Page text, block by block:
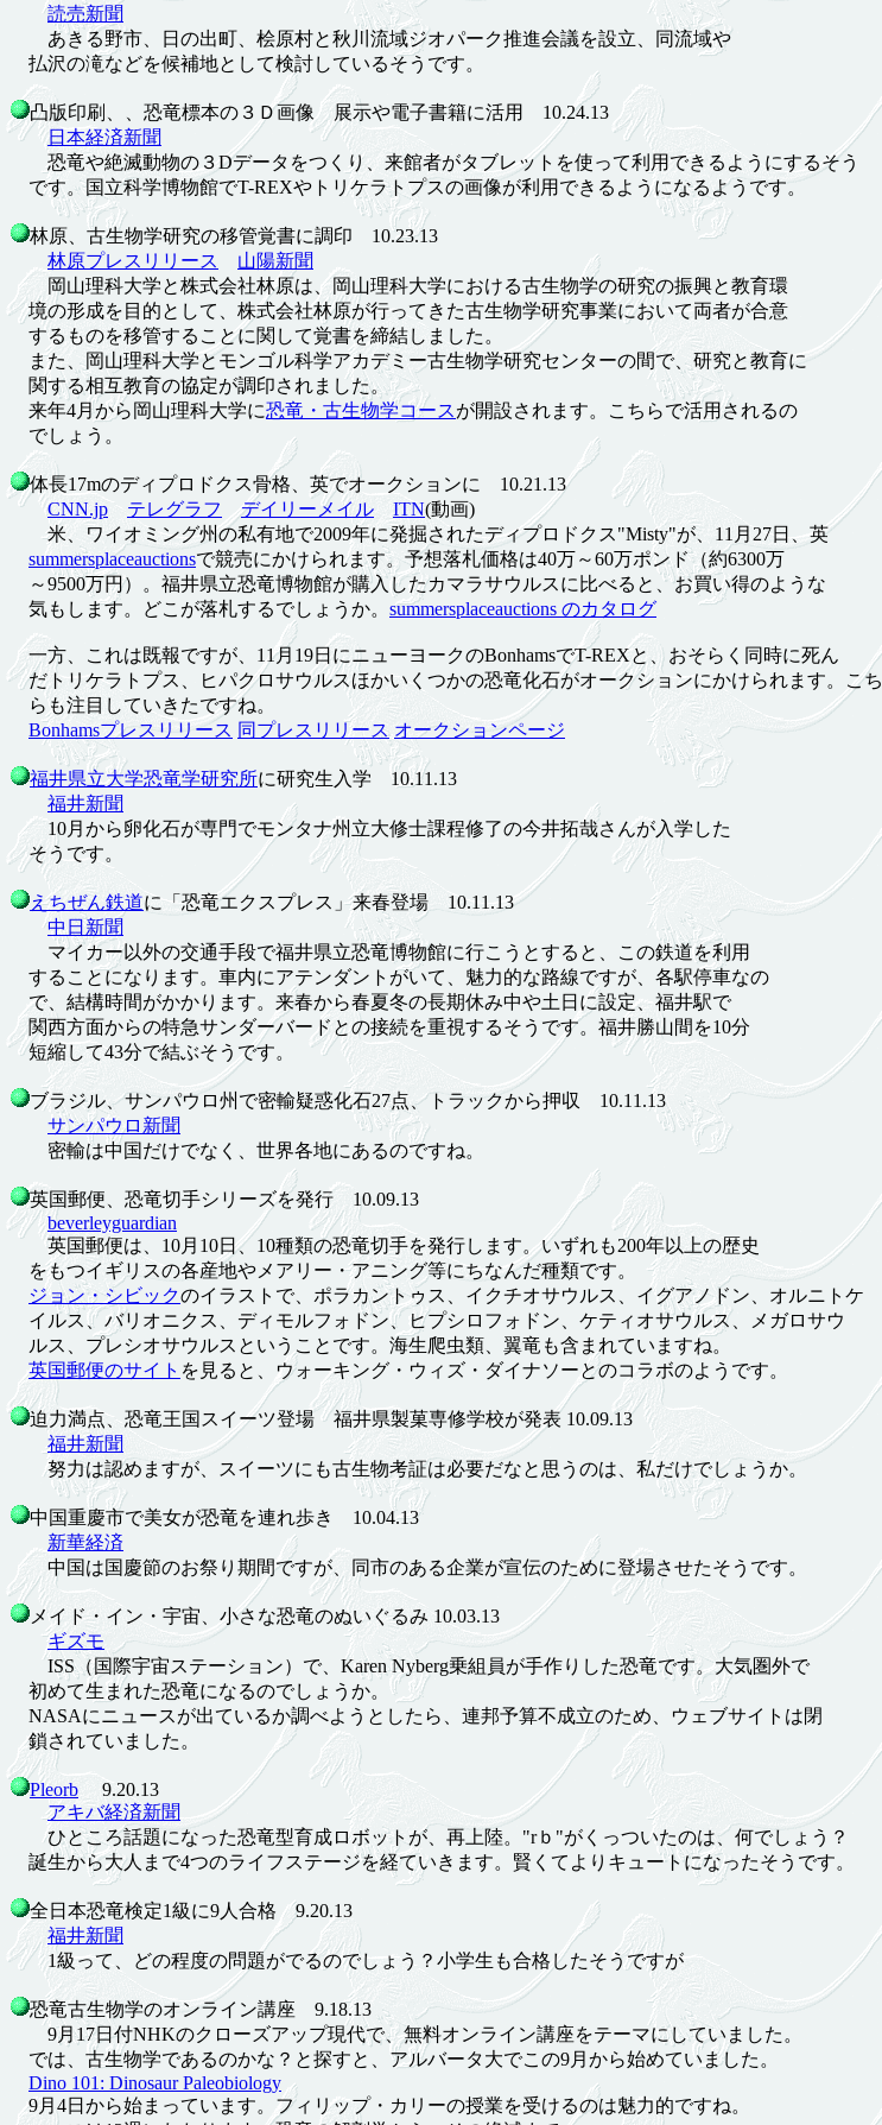
読売新聞
あきる野市、日の出町、桧原村と秋川流域ジオパーク推進会議を設立、同流域や
払沢の滝などを候補地として検討しているそうです。
凸版印刷、、恐竜標本の３Ｄ画像 展示や電子書籍に活用 10.24.13
日本経済新聞
恐竜や絶滅動物の３Dデータをつくり、来館者がタブレットを使って利用できるようにするそう
です。国立科学博物館でT-REXやトリケラトプスの画像が利用できるようになるようです。
林原、古生物学研究の移管覚書に調印 10.23.13
林原プレスリリース
山陽新聞
岡山理科大学と株式会社林原は、岡山理科大学における古生物学の研究の振興と教育環
境の形成を目的として、株式会社林原が行ってきた古生物学研究事業において両者が合意
するものを移管することに関して覚書を締結しました。
また、岡山理科大学とモンゴル科学アカデミー古生物学研究センターの間で、研究と教育に
関する相互教育の協定が調印されました。
来年4月から岡山理科大学に恐竜・古生物学コースが開設されます。こちらで活用されるの
でしょう。
体長17mのディプロドクス骨格、英でオークションに 10.21.13
CNN.jp
テレグラフ デイリーメイル ITN(動画)
米、ワイオミング州の私有地で2009年に発掘されたディプロドクス"Misty"が、11月27日、英
summersplaceauctionsで競売にかけられます。予想落札価格は40万～60万ポンド（約6300万
～9500万円）。福井県立恐竜博物館が購入したカマラサウルスに比べると、お買い得のような
気もします。どこが落札するでしょうか。 summersplaceauctions のカタログ
一方、これは既報ですが、11月19日にニューヨークのBonhamsでT-REXと、おそらく同時に死ん
だトリケラトプス、ヒパクロサウルスほかいくつかの恐竜化石がオークションにかけられます。こち
らも注目していきたですね。
Bonhamsプレスリリース 同プレスリリース オークションページ
福井県立大学恐竜学研究所に研究生入学 10.11.13
福井新聞
10月から卵化石が専門でモンタナ州立大修士課程修了の今井拓哉さんが入学した
そうです。
えちぜん鉄道に「恐竜エクスプレス」来春登場 10.11.13
中日新聞
マイカー以外の交通手段で福井県立恐竜博物館に行こうとすると、この鉄道を利用
することになります。車内にアテンダントがいて、魅力的な路線ですが、各駅停車なの
で、結構時間がかかります。来春から春夏冬の長期休み中や土日に設定、福井駅で
関西方面からの特急サンダーバードとの接続を重視するそうです。福井勝山間を10分
短縮して43分で結ぶそうです。
ブラジル、サンパウロ州で密輸疑惑化石27点、トラックから押収 10.11.13
サンパウロ新聞
密輸は中国だけでなく、世界各地にあるのですね。
英国郵便、恐竜切手シリーズを発行 10.09.13
beverleyguardian
英国郵便は、10月10日、10種類の恐竜切手を発行します。いずれも200年以上の歴史
をもつイギリスの各産地やメアリー・アニング等にちなんだ種類です。
ジョン・シビックのイラストで、ポラカントゥス、イクチオサウルス、イグアノドン、オルニトケ
イルス、バリオニクス、ディモルフォドン、ヒプシロフォドン、ケティオサウルス、メガロサウ
ルス、プレシオサウルスということです。海生爬虫類、翼竜も含まれていますね。
英国郵便のサイト を見ると、ウォーキング・ウィズ・ダイナソーとのコラボのようです。
迫力満点、恐竜王国スイーツ登場 福井県製菓専修学校が発表 10.09.13
福井新聞
努力は認めますが、スイーツにも古生物考証は必要だなと思うのは、私だけでしょうか。
中国重慶市で美女が恐竜を連れ歩き 10.04.13
新華経済
中国は国慶節のお祭り期間ですが、同市のある企業が宣伝のために登場させたそうです。
メイド・イン・宇宙、小さな恐竜のぬいぐるみ 10.03.13
ギズモ
ISS（国際宇宙ステーション）で、Karen Nyberg乗組員が手作りした恐竜です。大気圏外で
初めて生まれた恐竜になるのでしょうか。
NASAにニュースが出ているか調べようとしたら、連邦予算不成立のため、ウェブサイトは閉
鎖されていました。
Pleorb 9.20.13
アキバ経済新聞
ひところ話題になった恐竜型育成ロボットが、再上陸。"rｂ"がくっついたのは、何でしょう？
誕生から大人まで4つのライフステージを経ていきます。賢くてよりキュートになったそうです。
全日本恐竜検定1級に9人合格 9.20.13
福井新聞
1級って、どの程度の問題がでるのでしょう？小学生も合格したそうですが
恐竜古生物学のオンライン講座 9.18.13
9月17日付NHKのクローズアップ現代で、無料オンライン講座をテーマにしていました。
では、古生物学であるのかな？と探すと、アルバータ大でこの9月から始めていました。
Dino 101: Dinosaur Paleobiology
9月4日から始まっています。フィリップ・カリーの授業を受けるのは魅力的ですね。